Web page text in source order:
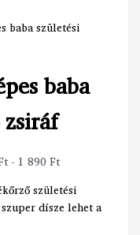
baba születési
baba
- 1 890 Ft
születési
dísze lehet a